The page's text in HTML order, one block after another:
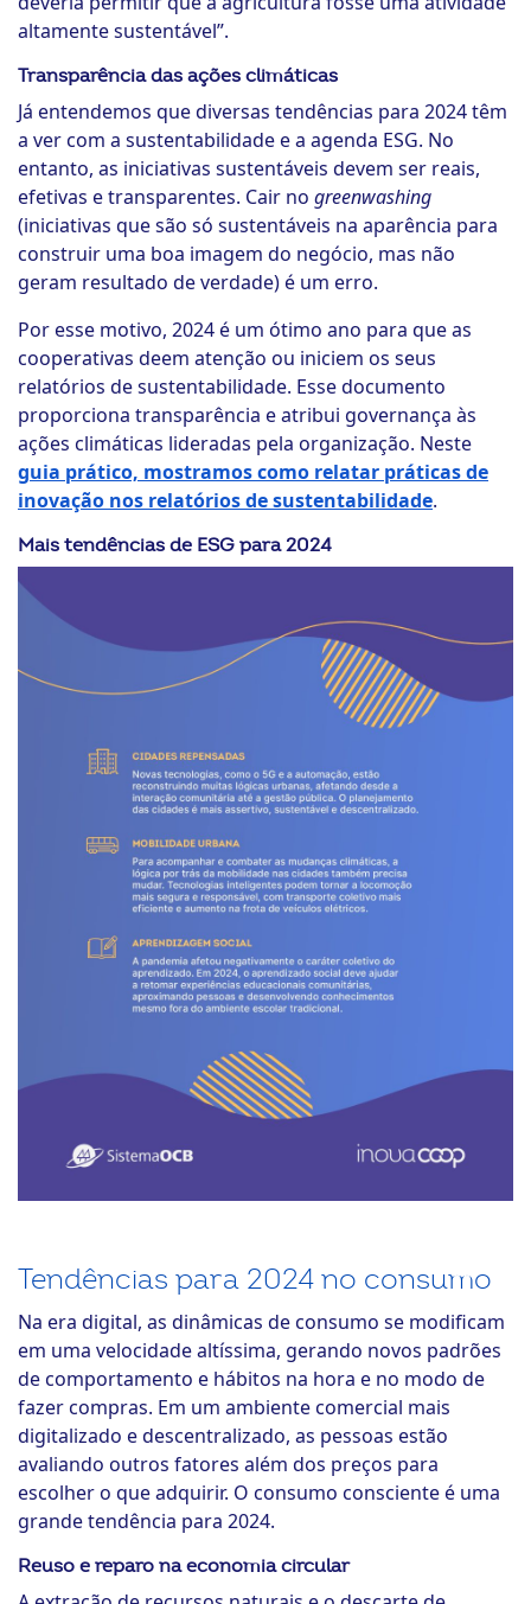
altamente sustentável”.
Transparência das ações climáticas
Já entendemos que diversas tendências para 2024 têm
a ver com a sustentabilidade e a agenda ESG. No
entanto, as iniciativas sustentáveis devem ser reais,
efetivas e transparentes. Cair no greenwashing
(iniciativas que são só sustentáveis na aparência para
construir uma boa imagem do negócio, mas não
geram resultado de verdade) é um erro.
Por esse motivo, 2024 é um ótimo ano para que as
cooperativas deem atenção ou iniciem os seus
relatórios de sustentabilidade. Esse documento
proporciona transparência e atribui governança às
ações climáticas lideradas pela organização. Neste
guia prático, mostramos como relatar práticas de
inovação nos relatórios de sustentabilidade.
Mais tendências de ESG para 2024
Tendências para 2024 no consumo
Na era digital, as dinâmicas de consumo se modificam
em uma velocidade altíssima, gerando novos padrões
de comportamento e hábitos na hora e no modo de
fazer compras. Em um ambiente comercial mais
digitalizado e descentralizado, as pessoas estão
avaliando outros fatores além dos preços para
escolher o que adquirir. O consumo consciente é uma
grande tendência para 2024.
Reuso e reparo na economia circular